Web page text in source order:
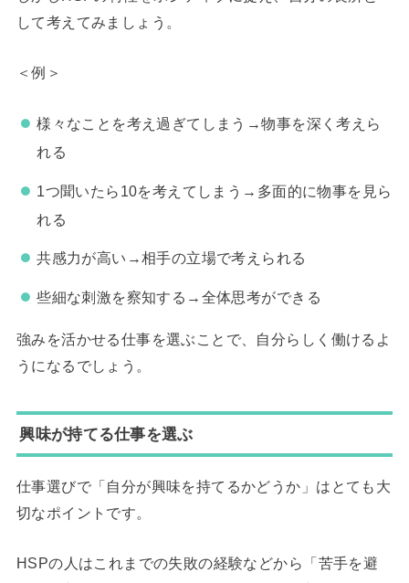
して考えてみましょう。
＜例＞
様々なことを考え過ぎてしまう→物事を深く考えら
れる
1つ聞いたら10を考えてしまう→多面的に物事を見ら
れる
共感力が高い→相手の立場で考えられる
些細な刺激を察知する→全体思考ができる
強みを活かせる仕事を選ぶことで、自分らしく働けるよ
うになるでしょう。
興味が持てる仕事を選ぶ
仕事選びで「自分が興味を持てるかどうか」はとても大
切なポイントです。
HSPの人はこれまでの失敗の経験などから「苦手を避